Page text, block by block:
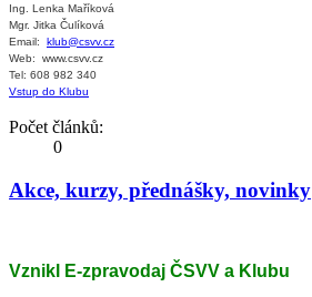
Ing. Lenka Maříková
Mgr. Jitka Čulíková
Email: klub@csvv.cz
Web: www.csvv.cz
Tel: 608 982 340
Vstup do Klubu
Počet článků:
0
Akce, kurzy, přednášky, novinky
Vznikl E-zpravodaj ČSVV a Klubu